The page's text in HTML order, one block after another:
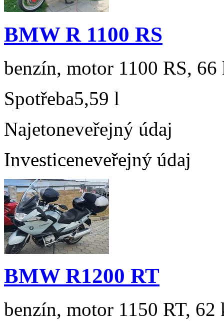
BMW R 1100 RS
benzín, motor 1100 RS, 66
Spotřeba5,59 l
Najetoneveřejný údaj
Investiceneveřejný údaj
BMW R1200 RT
benzín, motor 1150 RT, 62